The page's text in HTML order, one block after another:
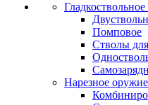
Помповое
Стволы
Нарезное оружие